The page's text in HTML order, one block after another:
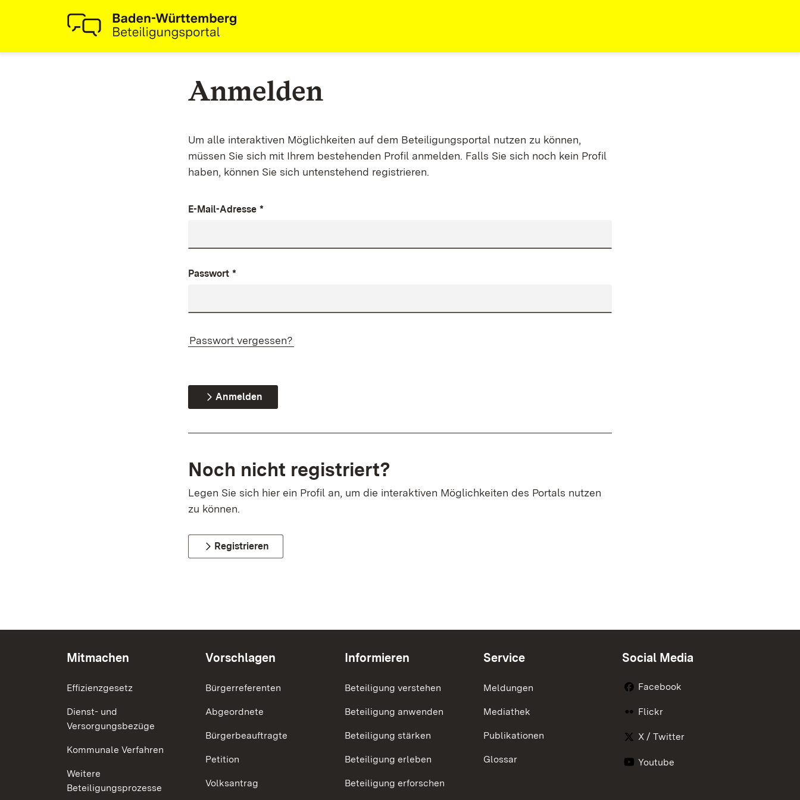
Anmelden
Um alle interaktiven Möglichkeiten auf dem Beteiligungsportal nutzen zu können,
müssen Sie sich mit Ihrem bestehenden Profil anmelden. Falls Sie sich noch kein Profil
haben, können Sie sich untenstehend registrieren.
E-Mail-Adresse *
Passwort *
Passwort vergessen?
Anmelden
Noch nicht registriert?
Legen Sie sich hier ein Profil an, um die interaktiven Möglichkeiten des Portals nutzen
zu können.
Registrieren
Mitmachen
Effizienzgesetz
Dienst- und
Versorgungsbezüge
Kommunale Verfahren
Weitere
Beteiligungsprozesse
Vorschlagen
Bürgerreferenten
Abgeordnete
Bürgerbeauftragte
Petition
Volksantrag
Informieren
Beteiligung verstehen
Beteiligung anwenden
Beteiligung stärken
Beteiligung erleben
Beteiligung erforschen
Service
Meldungen
Mediathek
Publikationen
Glossar
Social Media
Facebook
Flickr
X / Twitter
Youtube